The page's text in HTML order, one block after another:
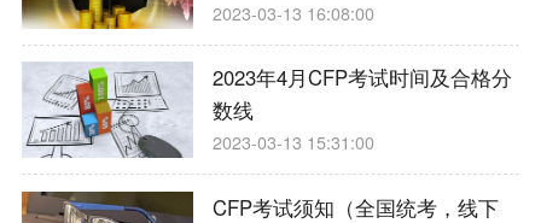
2023-03-13 16:08:00
2023年4月CFP考试时间及合格分
数线
2023-03-13 15:31:00
CFP考试须知（全国统考，线下